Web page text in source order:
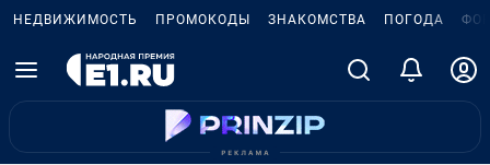
НЕДВИЖИМОСТЬ ПРОМОКОДЫ ЗНАКОМСТВА ПОГОДА